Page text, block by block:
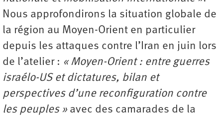
Nous approfondirons la situation globale de
la région au Moyen-Orient en particulier
depuis les attaques contre l’Iran en juin lors
de l’atelier : « Moyen-Orient : entre guerres
israélo-US et dictatures, bilan et
perspectives d’une reconfiguration contre
les peuples » avec des camarades de la